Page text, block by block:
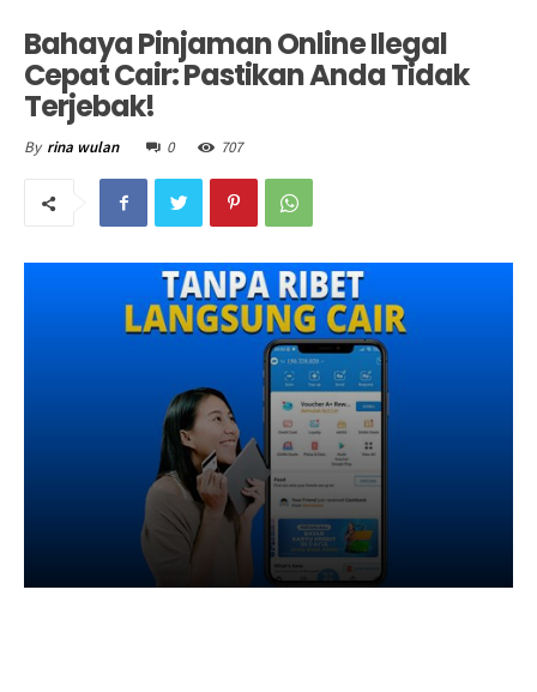
Bahaya Pinjaman Online Ilegal
Cepat Cair: Pastikan Anda Tidak
Terjebak!
By rina wulan 0 707